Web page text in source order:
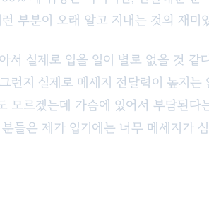
부분이 오래 알고 지내는 것의 재미
서 실제로 입을 일이 별로 없을 것 같
런지 실제로 메세지 전달력이 높지는
모르겠는데 가슴에 있어서 부담된다
들은 제가 입기에는 너무 메세지가